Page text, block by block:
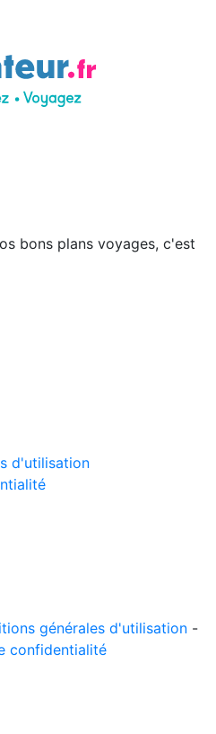
bons plans voyages, c'est
d'utilisation
générales d'utilisation -
confidentialité